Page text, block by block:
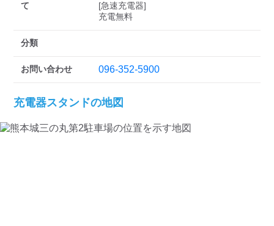
て
[急速充電器]
充電無料
分類
お問い合わせ 096-352-5900
充電器スタンドの地図